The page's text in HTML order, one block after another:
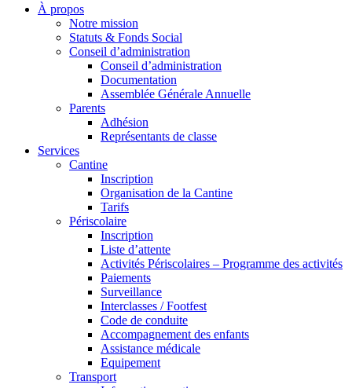
À propos
Notre mission
Statuts & Fonds Social
Conseil d’administration
Conseil d’administration
Documentation
Assemblée Générale Annuelle
Parents
Adhésion
Représentants de classe
Services
Cantine
Inscription
Organisation de la Cantine
Tarifs
Périscolaire
Inscription
Liste d’attente
Activités Périscolaires – Programme des activités
Paiements
Surveillance
Interclasses / Footfest
Code de conduite
Accompagnement des enfants
Assistance médicale
Equipement
Transport